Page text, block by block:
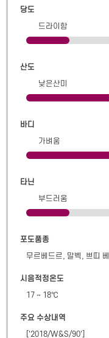
당도
드라이함
산도
낮은산미
바디
가벼움
타닌
부드러움
포도품종
무르베드르, 말벡, 쁘띠
시음적정온도
17 ~ 18℃
주요 수상내역
['2018/W&S/90']